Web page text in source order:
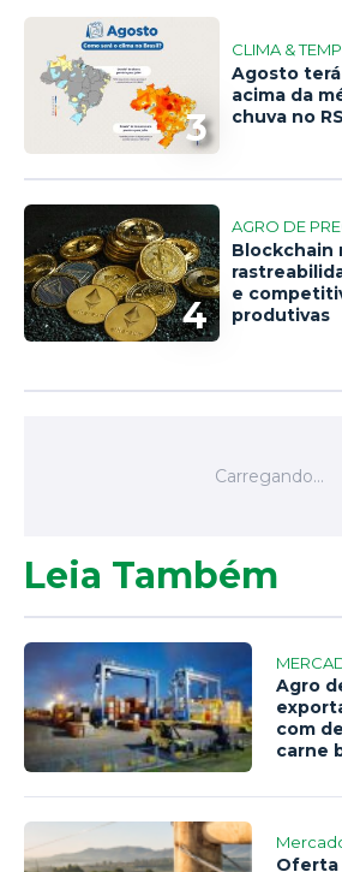
3
CLIMA &
Agosto
acima da
chuva no RS
4
AGRO DE
Blockchain
e
produtivas
Leia Também
Agro
com
carne
Oferta